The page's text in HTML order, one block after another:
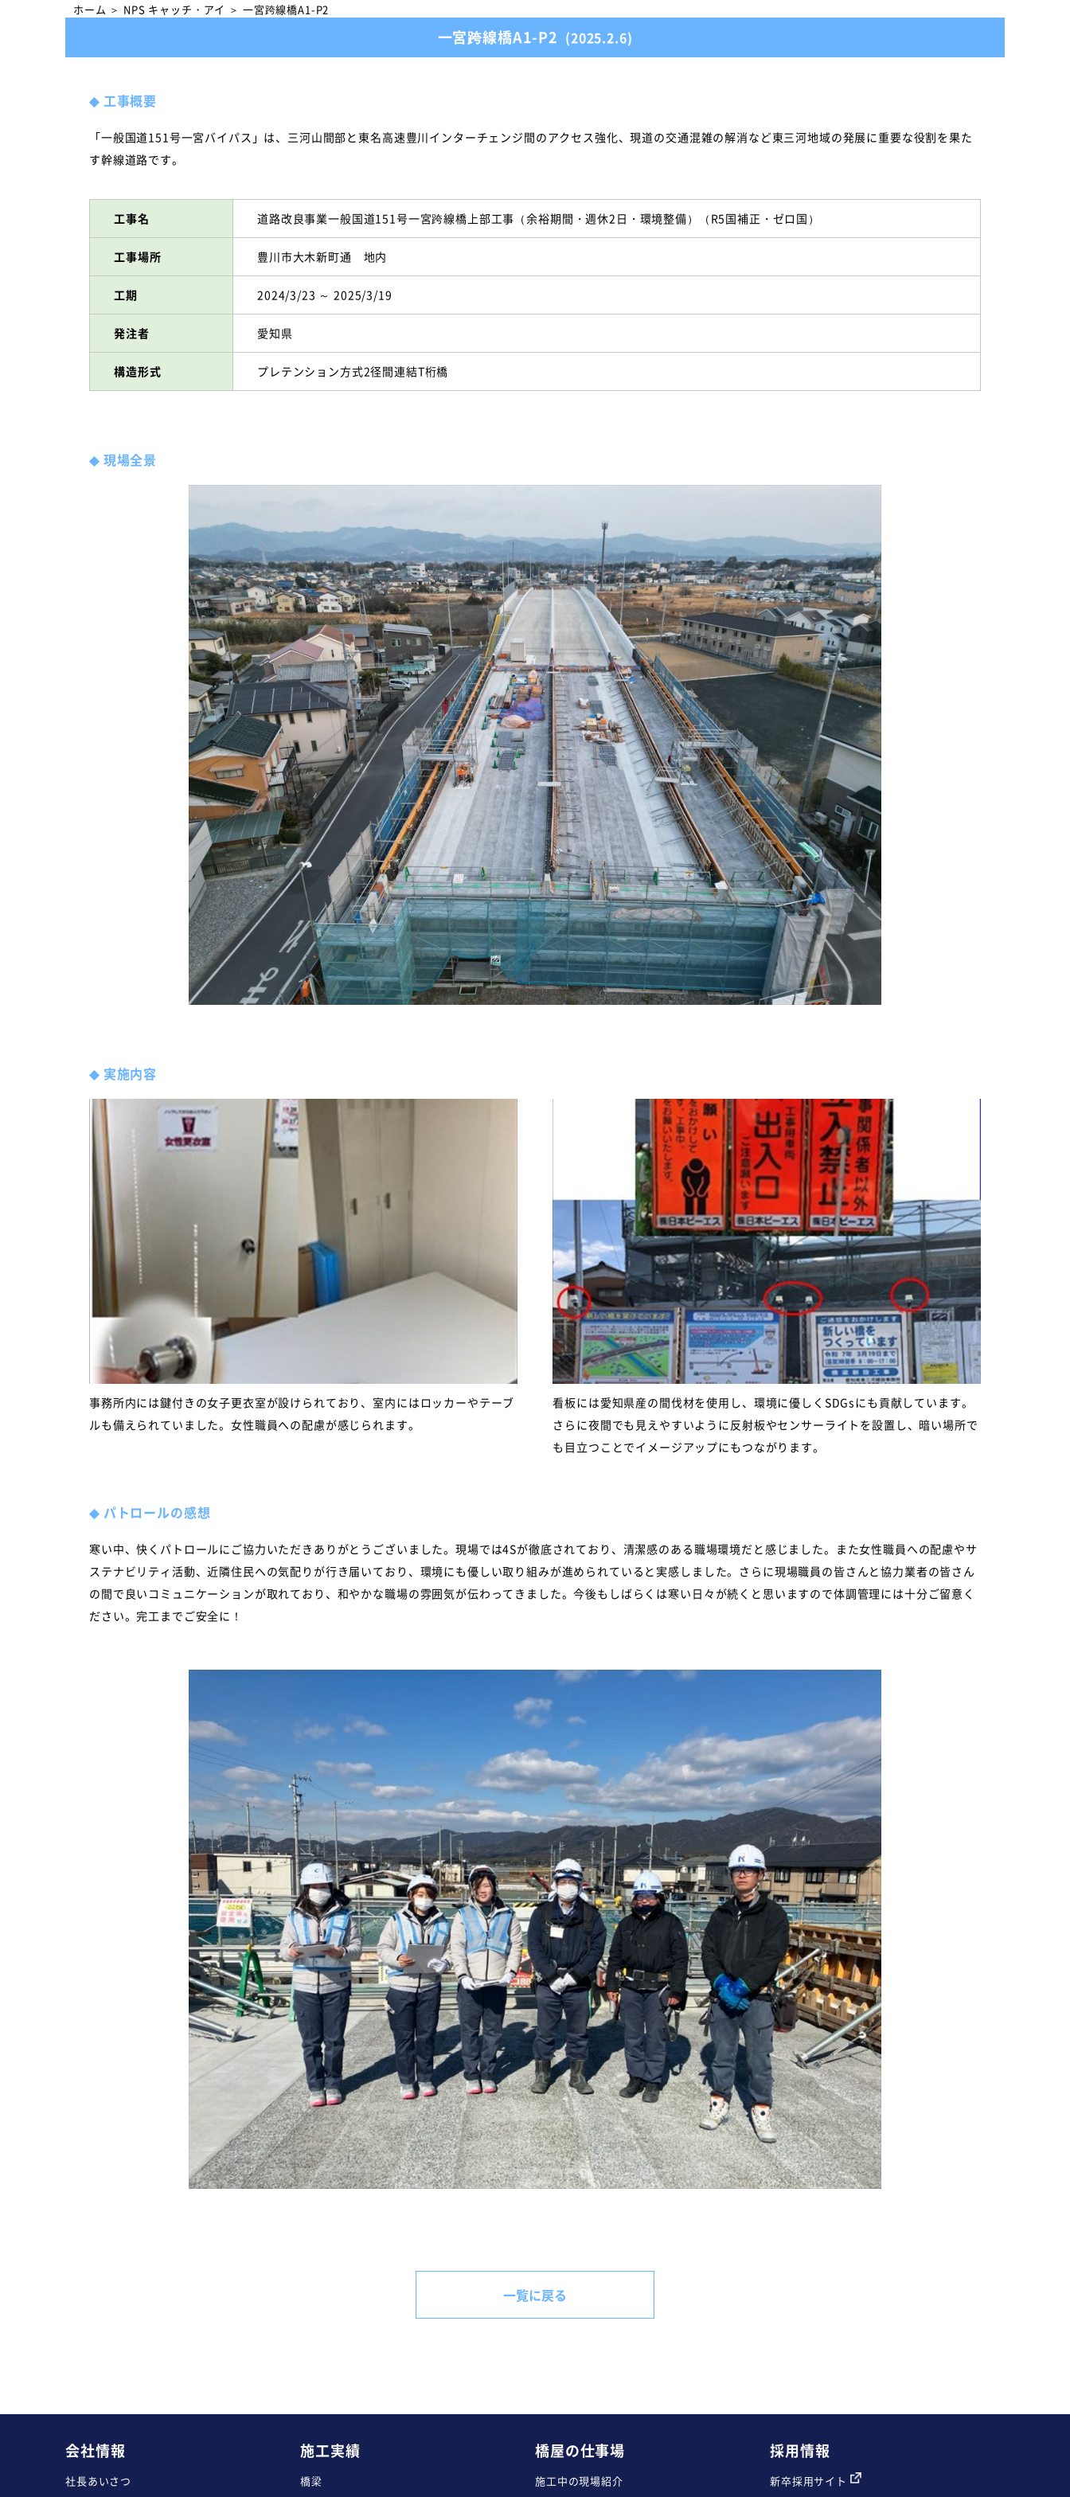
ホーム ＞ NPS キャッチ・アイ ＞ 一宮跨線橋A1-P2
一宮跨線橋A1-P2 (2025.2.6)
◆工事概要
「一般国道151号一宮バイパス」は、三河山間部と東名高速豊川インターチェンジ間のアクセス強化、現道の交通混雑の解消など東三河地域の発展に重要な役割を果た
す幹線道路です。
工事名 道路改良事業一般国道151号一宮跨線橋上部工事（余裕期間・週休2日・環境整備）（R5国補正・ゼロ国）
工事場所 豊川市大木新町通 地内
工期 2024/3/23 ～ 2025/3/19
発注者 愛知県
構造形式 プレテンション方式2径間連結T桁橋
◆現場全景
◆実施内容
事務所内には鍵付きの女子更衣室が設けられており、室内にはロッカーやテーブ
ルも備えられていました。女性職員への配慮が感じられます。
看板には愛知県産の間伐材を使用し、環境に優しくSDGsにも貢献しています。
さらに夜間でも見えやすいように反射板やセンサーライトを設置し、暗い場所で
も目立つことでイメージアップにもつながります。
◆パトロールの感想
寒い中、快くパトロールにご協力いただきありがとうございました。現場では4Sが徹底されており、清潔感のある職場環境だと感じました。また女性職員への配慮やサ
ステナビリティ活動、近隣住民への気配りが行き届いており、環境にも優しい取り組みが進められていると実感しました。さらに現場職員の皆さんと協力業者の皆さん
の間で良いコミュニケーションが取れており、和やかな職場の雰囲気が伝わってきました。今後もしばらくは寒い日々が続くと思いますので体調管理には十分ご留意く
ださい。完工までご安全に！
一覧に戻る
会社情報
社長あいさつ
施工実績
橋梁
橋屋の仕事場
施工中の現場紹介
採用情報
新卒採用サイト